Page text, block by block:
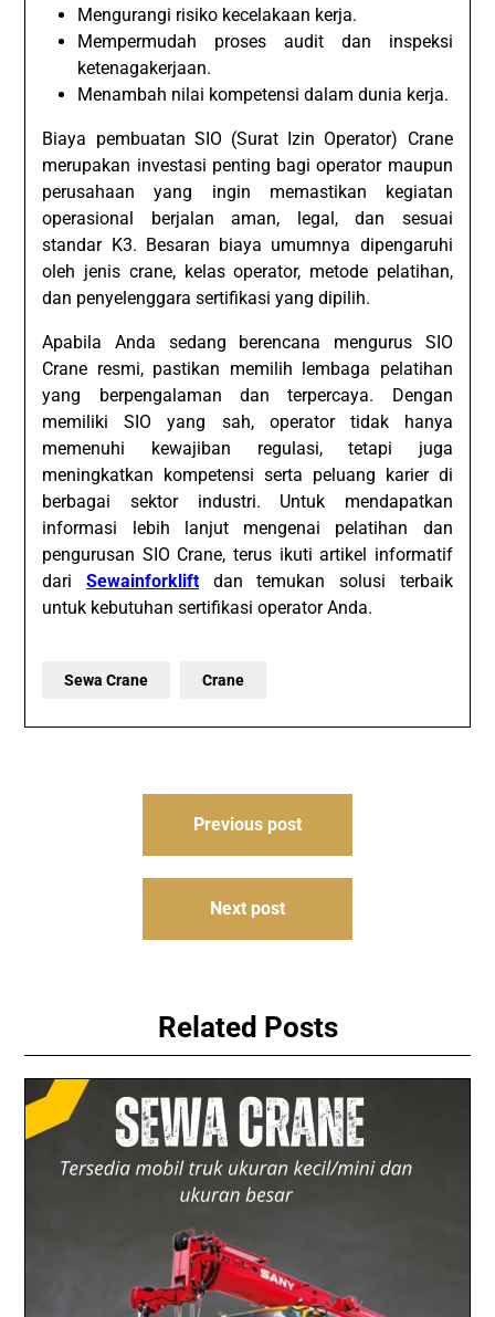
Mengurangi risiko kecelakaan kerja.
Mempermudah proses audit dan inspeksi
ketenagakerjaan.
Menambah nilai kompetensi dalam dunia kerja.
Biaya pembuatan SIO (Surat Izin Operator) Crane
merupakan investasi penting bagi operator maupun
perusahaan yang ingin memastikan kegiatan
operasional berjalan aman, legal, dan sesuai
standar K3. Besaran biaya umumnya dipengaruhi
oleh jenis crane, kelas operator, metode pelatihan,
dan penyelenggara sertifikasi yang dipilih.
Apabila Anda sedang berencana mengurus SIO
Crane resmi, pastikan memilih lembaga pelatihan
yang berpengalaman dan terpercaya. Dengan
memiliki SIO yang sah, operator tidak hanya
memenuhi kewajiban regulasi, tetapi juga
meningkatkan kompetensi serta peluang karier di
berbagai sektor industri. Untuk mendapatkan
informasi lebih lanjut mengenai pelatihan dan
pengurusan SIO Crane, terus ikuti artikel informatif
dariSewainforklift dan temukan solusi terbaik
untuk kebutuhan sertifikasi operator Anda.
Sewa Crane Crane
Previous post
Next post
Related Posts